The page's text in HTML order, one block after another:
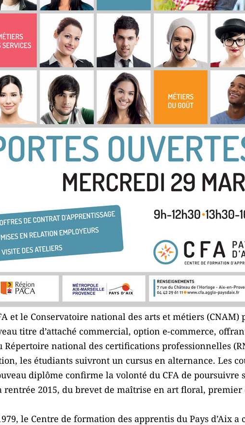
et le Conservatoire national des arts et métiers (CNAM)
titre d’attaché commercial, option e-commerce,
national des certifications professionnelles
les étudiants suivront un cursus en alternance. Les
diplôme confirme la volonté du CFA de poursuivre
rentrée 2015, du brevet de maîtrise en art floral,
le Centre de formation des apprentis du Pays d’Aix